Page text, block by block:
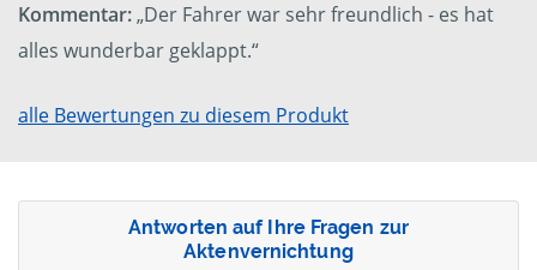
Kommentar:„Der Fahrer war sehr freundlich - es hat
alles wunderbar geklappt.“
alle Bewertungen zu diesem Produkt
Antworten auf Ihre Fragen zur
Aktenvernichtung